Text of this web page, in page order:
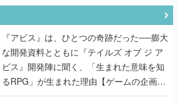
な開発資料とともに『テイルズ オブ ジ ア
るRPG」が生まれた理由【ゲームの企画
書】
なにが、人を「ロマンシング」させるの
か？『ロマサガ2』当時の企画書とキャラ
設定画から迫る、河津秋敏がRPGに生み出